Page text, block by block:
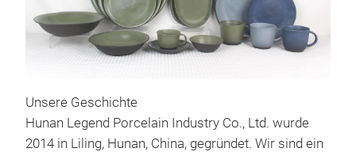
Unsere Geschichte
Hunan Legend Porcelain Industry Co., Ltd. wurde
2014 in Liling, Hunan, China, gegründet. Wir sind ein